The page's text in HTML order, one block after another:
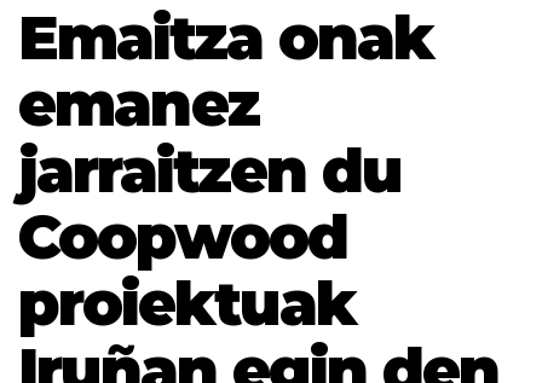
Emaitza onak
emanez
jarraitzen du
Coopwood
proiektuak